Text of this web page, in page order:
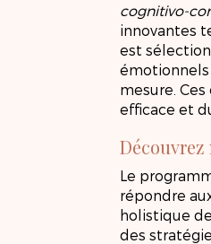
cognitivo-
innovantes
est
émotionnels
mesure.
efficace et
Le
répondre
holistique
des